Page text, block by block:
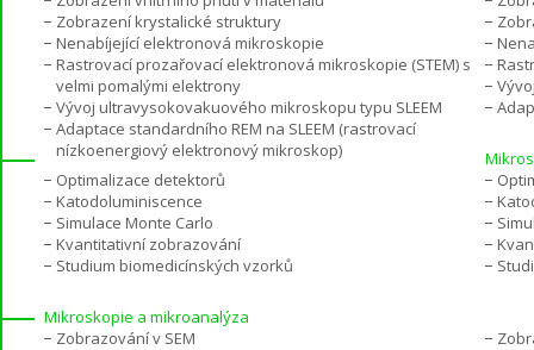
Zobrazení krystalické struktury
Nenabíjející elektronová mikroskopie
Rastrovací prozařovací elektronová mikroskopie (STEM) s
velmi pomalými elektrony
Vývoj ultravysokovakuového mikroskopu typu SLEEM
Adaptace standardního REM na SLEEM (rastrovací
nízkoenergiový elektronový mikroskop)
Optimalizace detektorů
Katodoluminiscence
Simulace Monte Carlo
Kvantitativní zobrazování
Studium biomedicínských vzorků
Mikroskopie a mikroanalýza
Zobrazování v SEM